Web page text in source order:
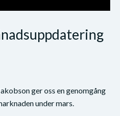
ger oss en genomgång
under mars.